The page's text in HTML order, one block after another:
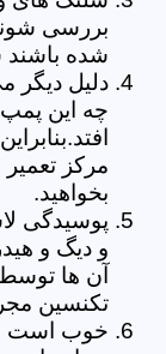
بررسی
شده باشند
دلیل دیگر
چه این
مرکز
بخواهید.
پوسیدگی
و دیگ و
آن ها
تکنسین
خوب است